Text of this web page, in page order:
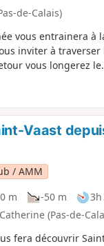
de-Calais)
vous entrainera à
inviter à traverser
vous longerez le
Vaast
/ AMM
m -50 m 3h
(Pas-de-
fera découvrir